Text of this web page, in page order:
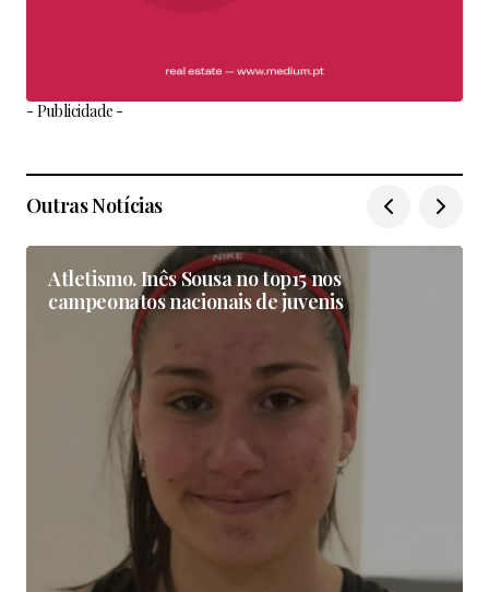
- Publicidade -
Outras Notícias
Atletismo. Inês Sousa no top15 nos
campeonatos nacionais de juvenis